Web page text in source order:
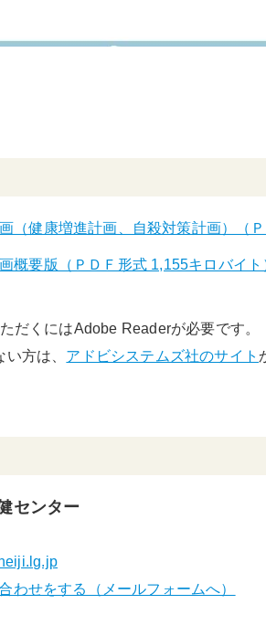
（健康増進計画、自殺対策計画）（
概要版（ＰＤＦ形式 1,155キロバイト
だくにはAdobe Readerが必要です。
方は、 アドビシステムズ社のサイト
センター
わせをする（メールフォームへ）